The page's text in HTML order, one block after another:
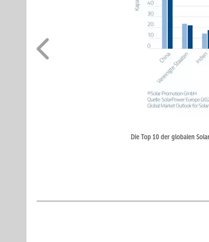
Die Top 10 der globalen